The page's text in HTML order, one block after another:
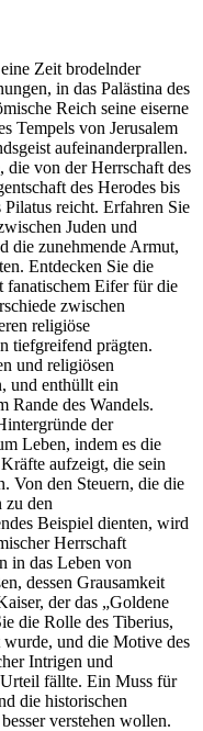
Zeit brodelnder
in das Palästina des
Reich seine eiserne
Tempels von Jerusalem
aufeinanderprallen.
die von der Herrschaft des
des Herodes bis
reicht. Erfahren Sie
Juden und
die zunehmende Armut,
Entdecken Sie die
fanatischem Eifer für die
zwischen
religiöse
tiefgreifend prägten.
und religiösen
und enthüllt ein
Rande des Wandels.
der
Leben, indem es die
aufzeigt, die sein
Von den Steuern, die die
zu den
Beispiel dienten, wird
Herrschaft
in das Leben von
dessen Grausamkeit
der das „Goldene
die Rolle des Tiberius,
wurde, und die Motive des
Intrigen und
fällte. Ein Muss für
die historischen
verstehen wollen.